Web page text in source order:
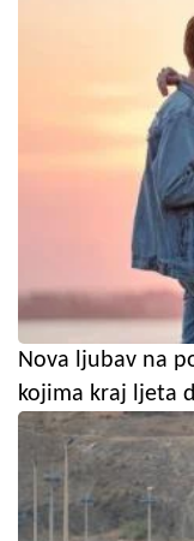
Nova ljubav na
kojima kraj ljeta